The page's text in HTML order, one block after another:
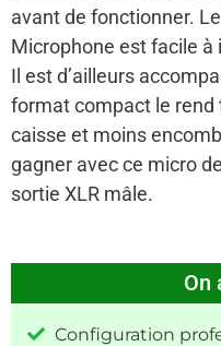
avant de fonctionner. Le
Microphone est facile à
Il est d’ailleurs
format compact le rend
caisse et moins
gagner avec ce micro
sortie XLR mâle.
On
Configuration